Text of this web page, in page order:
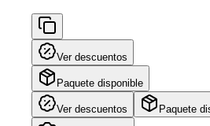
Ver descuentos
Paquete disponible
Ver descuentos Paquete